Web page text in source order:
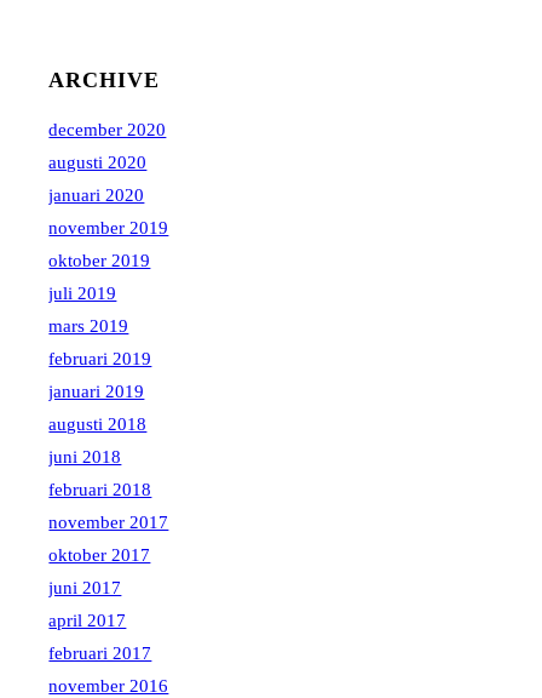
ARCHIVE
december 2020
augusti 2020
januari 2020
november 2019
oktober 2019
juli 2019
mars 2019
februari 2019
januari 2019
augusti 2018
juni 2018
februari 2018
november 2017
oktober 2017
juni 2017
april 2017
februari 2017
november 2016